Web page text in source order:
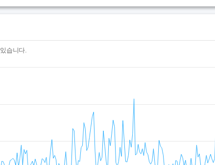
from 2025-08-10 15:00:00 to 2026-08-09 15:00:00.
습니다.